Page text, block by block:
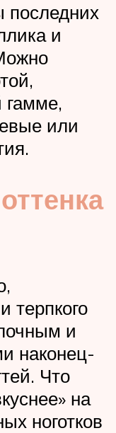
и
гамме,
или
терпкого
и
наконец-
Что
на
ноготков